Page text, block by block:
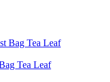
Tea Leaf